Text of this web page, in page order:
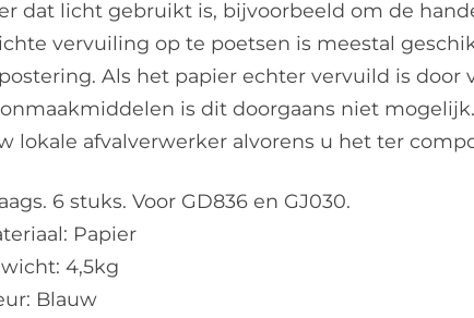
dat licht gebruikt is, bijvoorbeeld om de
vervuiling op te poetsen is meestal
Als het papier echter vervuild is door
is dit doorgaans niet
lokale afvalverwerker alvorens u het ter
6 stuks. Voor GD836 en GJ030.
Papier
4,5kg
Blauw